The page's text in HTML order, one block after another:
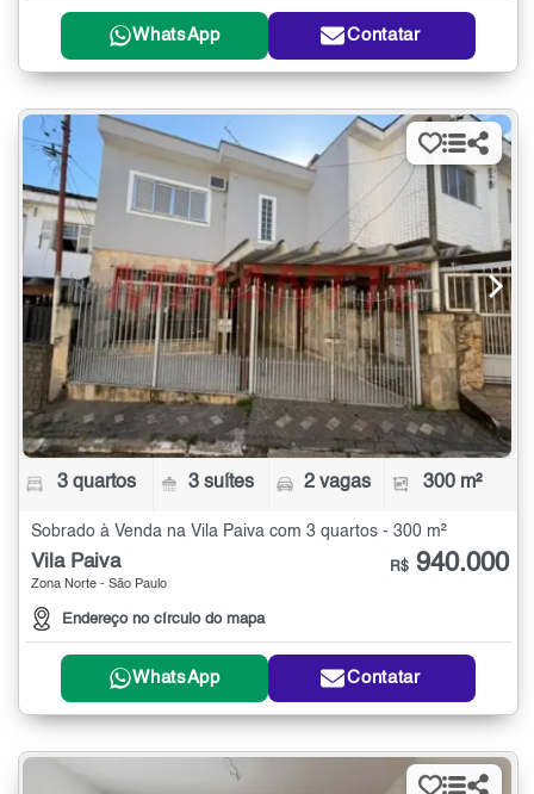
WhatsApp Contatar
3 quartos 3 suítes 2 vagas 300 m²
Sobrado à Venda na Vila Paiva com 3 quartos - 300 m²
Vila Paiva
Zona Norte - São Paulo
Endereço no círculo do mapa
R$ 940.000
WhatsApp Contatar